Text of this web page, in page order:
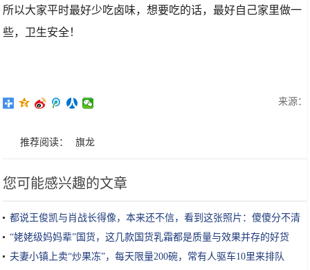
所以大家平时最好少吃卤味，想要吃的话，最好自己家里做一
些，卫生安全！
来源：
推荐阅读： 旗龙
您可能感兴趣的文章
都说王俊凯与肖战长得像，本来还不信，看到这张照片：傻傻分不清
“姥姥级妈妈辈”国货，这几款国货乳霜都是质量与效果并存的好货
夫妻小镇上卖“炒果冻”，每天限量200碗，常有人驱车10里来排队